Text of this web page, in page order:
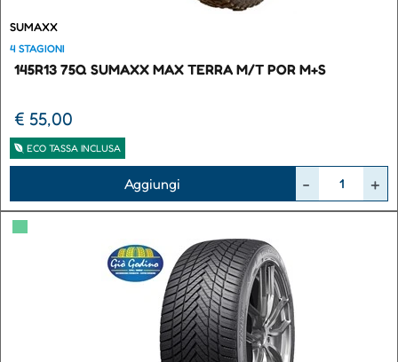
SUMAXX
4 STAGIONI
145R13 75Q SUMAXX MAX TERRA M/T POR M+S
€ 55,00
ECO TASSA INCLUSA
Aggiungi
▀